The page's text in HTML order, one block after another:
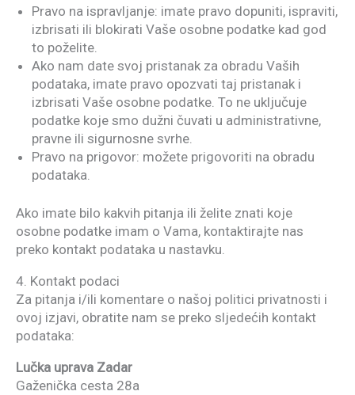
Pravo na ispravljanje: imate pravo dopuniti, ispraviti,
izbrisati ili blokirati Vaše osobne podatke kad god
to poželite.
Ako nam date svoj pristanak za obradu Vaših
podataka, imate pravo opozvati taj pristanak i
izbrisati Vaše osobne podatke. To ne uključuje
podatke koje smo dužni čuvati u administrativne,
pravne ili sigurnosne svrhe.
Pravo na prigovor: možete prigovoriti na obradu
podataka.
Ako imate bilo kakvih pitanja ili želite znati koje
osobne podatke imam o Vama, kontaktirajte nas
preko kontakt podataka u nastavku.
4. Kontakt podaci
Za pitanja i/ili komentare o našoj politici privatnosti i
ovoj izjavi, obratite nam se preko sljedećih kontakt
podataka:
Lučka uprava Zadar
Gaženička cesta 28a